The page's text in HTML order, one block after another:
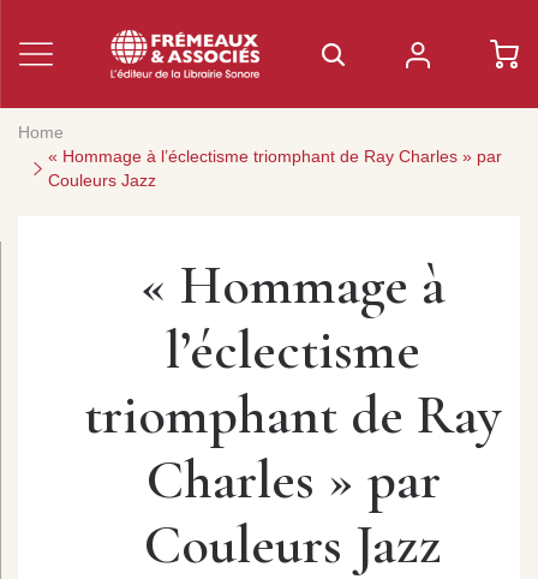
Home
« Hommage à l’éclectisme triomphant de Ray Charles » par
Couleurs Jazz
« Hommage à
l’éclectisme
triomphant de Ray
Charles » par
Couleurs Jazz